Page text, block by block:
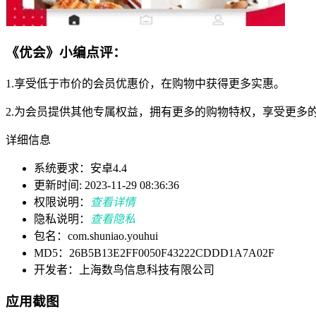
《优会》小编点评：
1.享受低于市价的会员优惠价，在购物中获得更多实惠。
2.为会员提供其他专属权益，拥有更多的购物特权，享受更多
详细信息
系统要求：安卓4.4
更新时间: 2023-11-29 08:36:36
权限说明：
查看详情
隐私说明：
查看隐私
包名：com.shuniao.youhui
MD5：26B5B13E2FF0050F43222CDDD1A7A02F
开发者：上海数鸟信息科技有限公司
应用截图